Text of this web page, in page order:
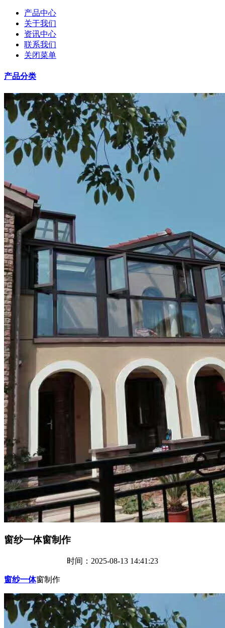
产品中心
关于我们
资讯中心
联系我们
关闭菜单
产品分类
窗纱一体窗制作
时间：2025-08-13 14:41:23
窗纱一体窗制作